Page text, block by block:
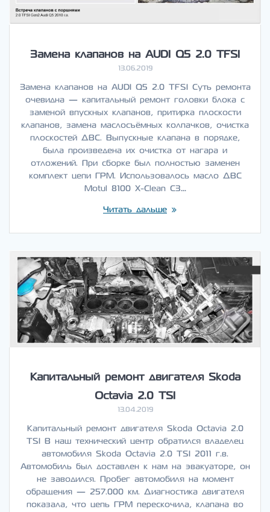
Замена клапанов на AUDI Q5 2.0 TFSI
13.06.2019
Замена клапанов на AUDI Q5 2.0 TFSI Суть ремонта
очевидна — капитальный ремонт головки блока с
заменой впускных клапанов, притирка плоскости
клапанов, замена маслосъёмных колпачков, очистка
плоскостей ДВС. Выпускные клапана в порядке,
была произведена их очистка от нагара и
отложений. При сборке был полностью заменен
комплект цепи ГРМ. Использовалось масло ДВС
Motul 8100 X-Clean C3…
Читать дальше
Капитальный ремонт двигателя Skoda
Octavia 2.0 TSI
13.04.2019
Капитальный ремонт двигателя Skoda Octavia 2.0
TSI В наш технический центр обратился владелец
автомобиля Skoda Octavia 2.0 TSI 2011 г.в.
Автомобиль был доставлен к нам на эвакуаторе, он
не заводился. Пробег автомобиля на момент
обращения — 257.000 км. Диагностика двигателя
показала, что цепь ГРМ перескочила, клапана во